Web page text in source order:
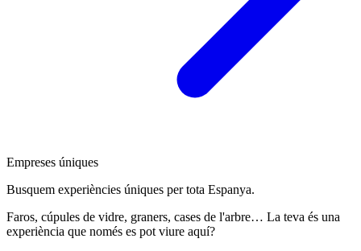
Empreses úniques
Busquem experiències úniques per tota Espanya.
Faros, cúpules de vidre, graners, cases de l'arbre… La teva és una
experiència que només es pot viure aquí?